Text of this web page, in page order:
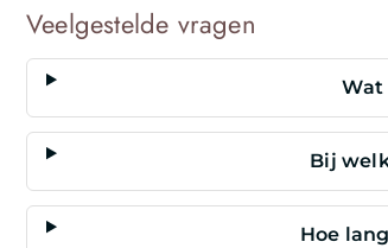
Veelgestelde vragen
Wat
Bij
Hoe